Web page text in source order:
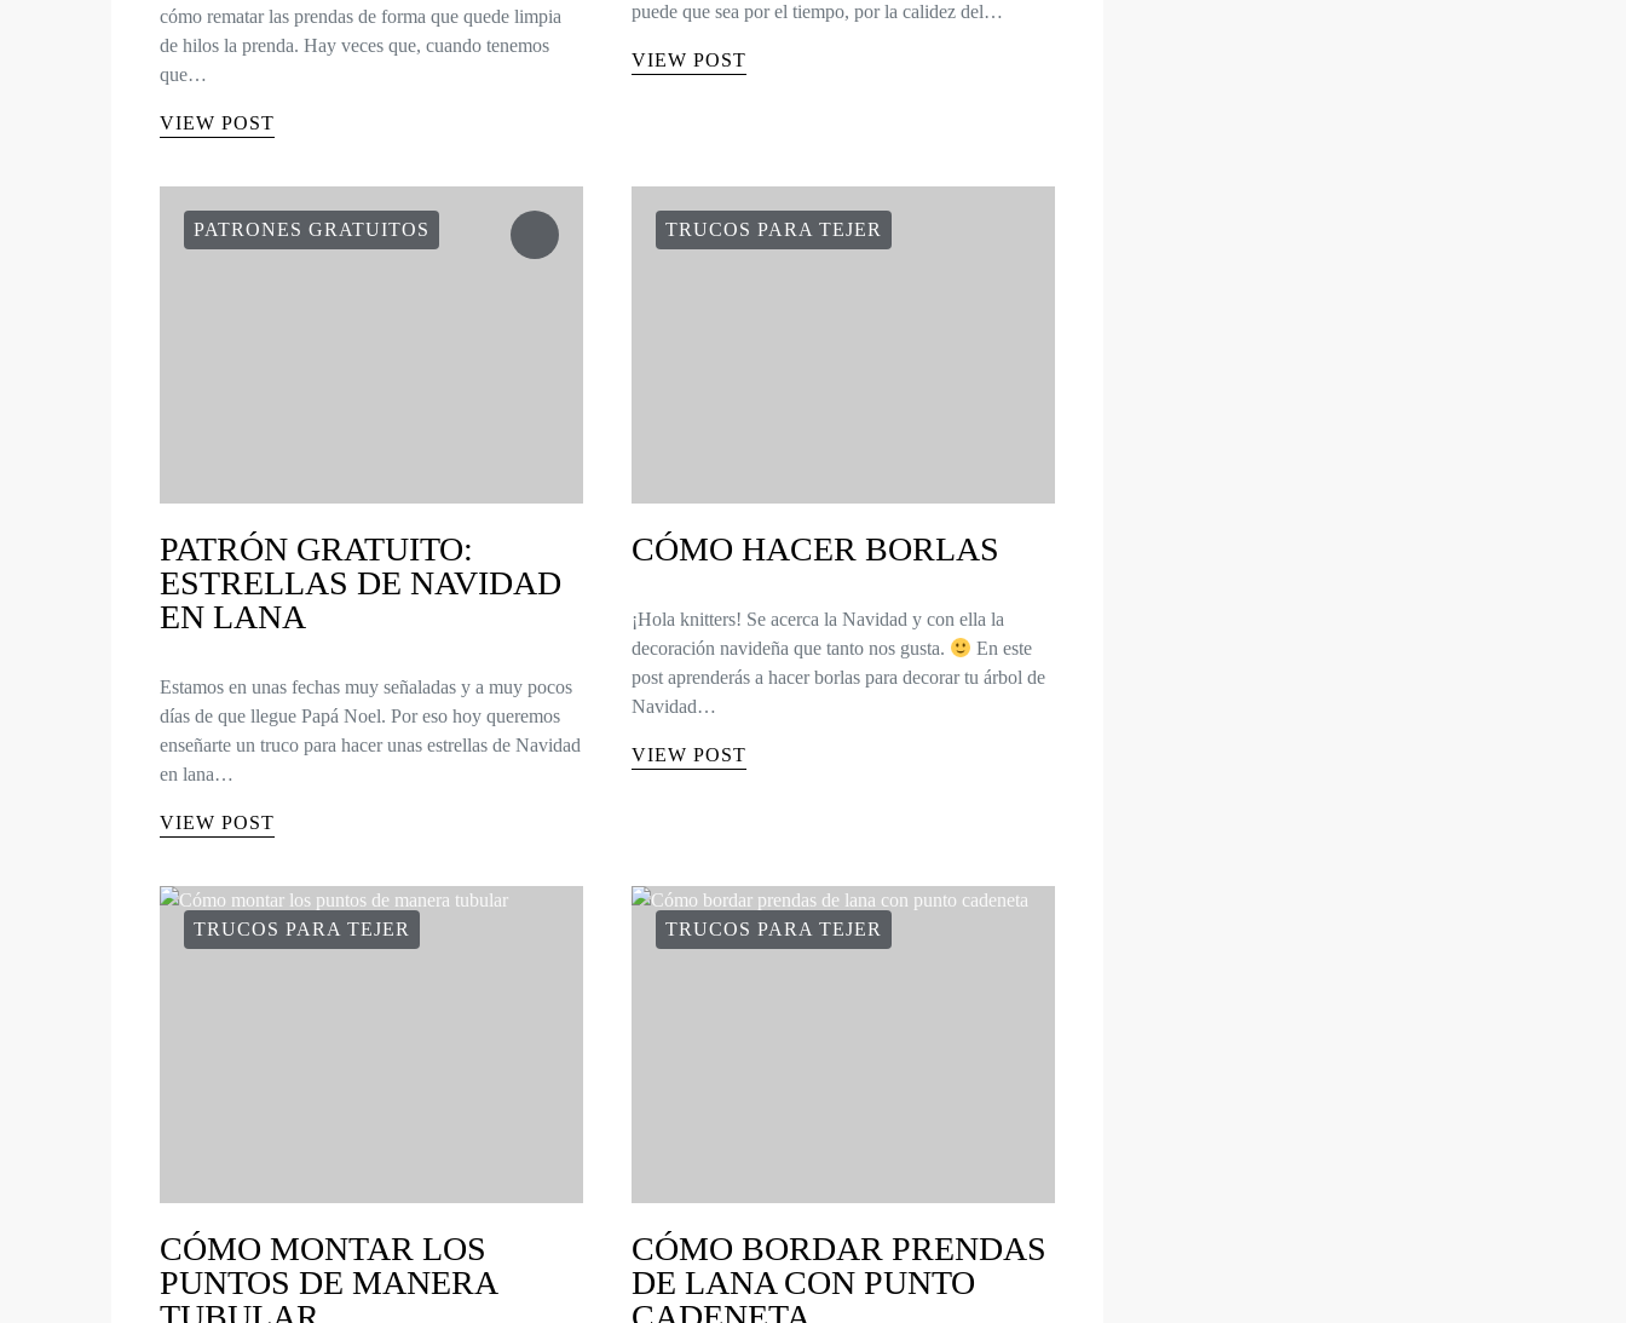
cómo rematar las prendas de forma que quede limpia
de hilos la prenda. Hay veces que, cuando tenemos
que…
VIEW POST
puede que sea por el tiempo, por la calidez del…
VIEW POST
PATRONES GRATUITOS
PATRÓN GRATUITO:
ESTRELLAS DE NAVIDAD
EN LANA
Estamos en unas fechas muy señaladas y a muy pocos
días de que llegue Papá Noel. Por eso hoy queremos
enseñarte un truco para hacer unas estrellas de Navidad
en lana…
VIEW POST
TRUCOS PARA TEJER
CÓMO HACER BORLAS
¡Hola knitters! Se acerca la Navidad y con ella la
decoración navideña que tanto nos gusta.
En este
post aprenderás a hacer borlas para decorar tu árbol de
Navidad…
VIEW POST
TRUCOS PARA TEJER
CÓMO MONTAR LOS
PUNTOS DE MANERA
TRUCOS PARA TEJER
CÓMO BORDAR PRENDAS
DE LANA CON PUNTO